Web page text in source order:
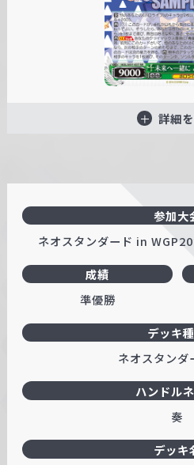
詳細
参加大
ネオスタンダード in
成績
準優勝
ハンドル
奏
デッキ
デッキ
ネオスタンダ